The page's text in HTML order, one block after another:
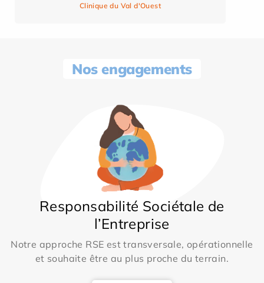
Clinique du Val d'Ouest
Nos engagements
Responsabilité Sociétale de
l’Entreprise
Notre approche RSE est transversale, opérationnelle
et souhaite être au plus proche du terrain.